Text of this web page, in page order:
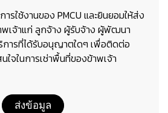
ารใช้งานของ PMCU และยินยอมให้ส่ง
เจ้าแก่ ลูกจ้าง ผู้รับจ้าง ผู้พัฒนา
การที่ได้รับอนุญาตใดๆ เพื่อติดต่อ
ใจในการเช่าพื้นที่ของข้าพเจ้า
ส่งข้อมูล